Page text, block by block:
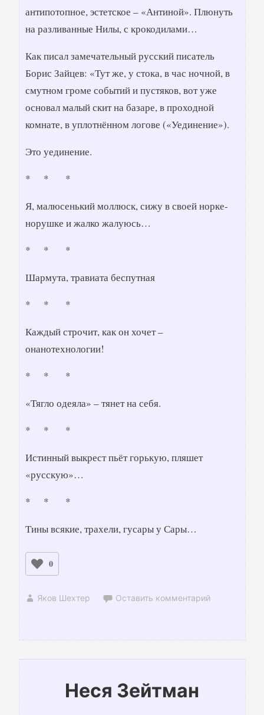
антипотопное, эстетское – «Антиной». Плюнуть
на разливанные Нилы, с крокодилами…
Как писал замечательный русский писатель
Борис Зайцев: «Тут же, у стока, в час ночной, в
смутном громе событий и пустяков, вот уже
основал малый скит на базаре, в проходной
комнате, в уплотнённом логове («Уединение»).
Это уединение.
* * *
Я, малюсенький моллюск, сижу в своей норке-
норушке и жалко жалуюсь…
* * *
Шармута, травиата беспутная
* * *
Каждый строчит, как он хочет –
онанотехнологии!
* * *
«Тягло одеяла» – тянет на себя.
* * *
Истинный выкрест пьёт горькую, пляшет
«русскую»…
* * *
Тины всякие, трахели, гусары у Сары…
0
Яков Шехтер Оставить комментарий
Неся Зейтман